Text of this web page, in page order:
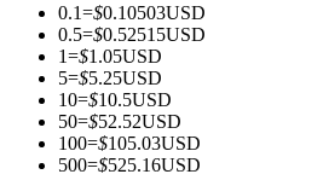
成為跟單交易員
0.1=$0.10503USD
0.5=$0.52515USD
1=$1.05USD
5=$5.25USD
10=$10.5USD
50=$52.52USD
100=$105.03USD
500=$525.16USD